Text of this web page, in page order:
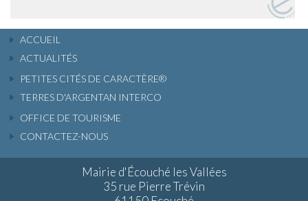
ACCUEIL
ACTUALITÉS
PETITES CITÉS DE CARACTÈRE®
TERRES D'ARGENTAN INTERCO
OFFICE DE TOURISME
CONTACTEZ-NOUS
Mairie d'Écouché les Vallées
35 rue Pierre Trévin